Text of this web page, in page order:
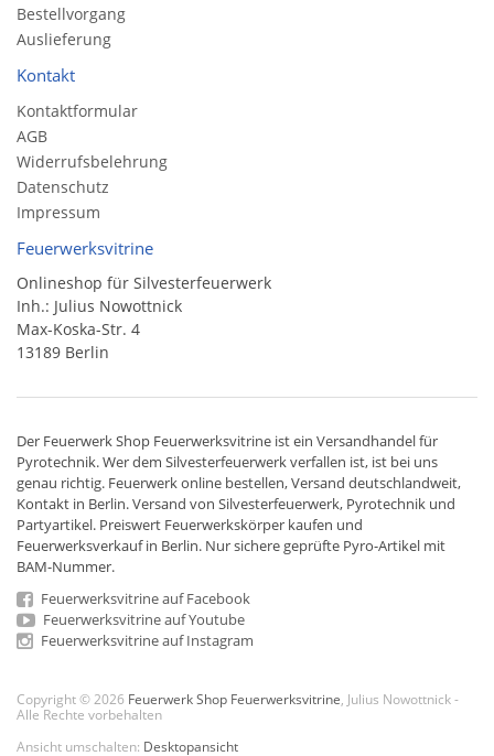
Bestellvorgang
Auslieferung
Kontakt
Kontaktformular
AGB
Widerrufsbelehrung
Datenschutz
Impressum
Feuerwerksvitrine
Onlineshop für Silvesterfeuerwerk
Inh.: Julius Nowottnick
Max-Koska-Str. 4
13189 Berlin
Der Feuerwerk Shop Feuerwerksvitrine ist ein Versandhandelfür
Pyrotechnik. Wer dem Silvesterfeuerwerk verfallen ist, ist bei uns
genau richtig. Feuerwerk online bestellen,Versand deutschlandweit,
Kontakt in Berlin. Versand von Silvesterfeuerwerk, Pyrotechnik und
Partyartikel. Preiswert Feuerwerkskörper kaufen und
Feuerwerksverkauf in Berlin. Nur sichere geprüfte Pyro-Artikel mit
BAM-Nummer.
Feuerwerksvitrine auf Facebook
Feuerwerksvitrine auf Youtube
Feuerwerksvitrine auf Instagram
Copyright © 2026 Feuerwerk Shop Feuerwerksvitrine , Julius Nowottnick -
Alle Rechte vorbehalten
Ansicht umschalten: Desktopansicht